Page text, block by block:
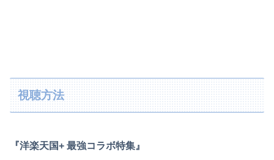
視聴方法
『洋楽天国+ 最強コラボ特集』